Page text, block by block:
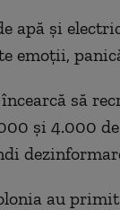
apă şi
emoţii,
să
şi 4.000
au